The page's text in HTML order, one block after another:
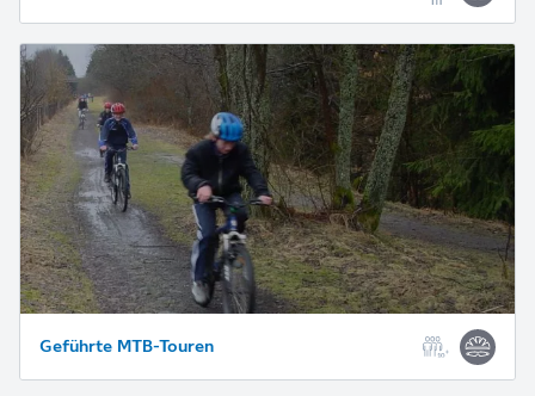
Geführte MTB-Touren